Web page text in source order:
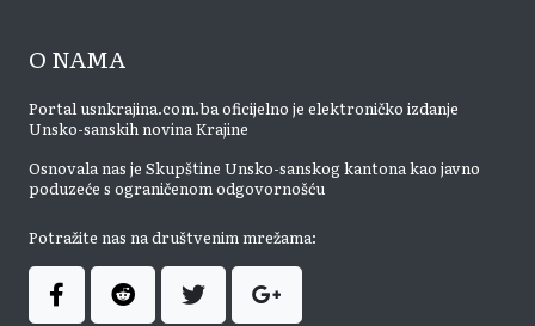
O NAMA
Portal usnkrajina.com.ba oficijelno je elektroničko izdanje
Unsko-sanskih novina Krajine
Osnovala nas je Skupštine Unsko-sanskog kantona kao javno
poduzeće s ograničenom odgovornošću
Potražite nas na društvenim mrežama: